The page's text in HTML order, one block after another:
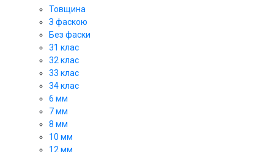
Товщина
З фаскою
Без фаски
31 клас
32 клас
33 клас
34 клас
6 мм
7 мм
8 мм
10 мм
12 мм